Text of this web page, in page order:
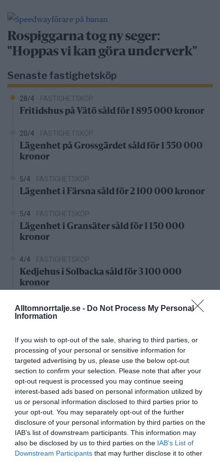
Alltomnorrtalje.se - Do Not Process My Personal
Information
If you wish to opt-out of the sale, sharing to third parties, or
processing of your personal or sensitive information for
targeted advertising by us, please use the below opt-out
section to confirm your selection. Please note that after your
opt-out request is processed you may continue seeing
interest-based ads based on personal information utilized by
us or personal information disclosed to third parties prior to
your opt-out. You may separately opt-out of the further
disclosure of your personal information by third parties on the
IAB’s list of downstream participants. This information may
also be disclosed by us to third parties on the IAB’s List of
Downstream Participants that may further disclose it to other
Rospiggarna tog ny seger:
"Hoppas vi kan göra underverk"
Senaste fastighetsköp
28/4 FASTIGHETSKÖP
Fritidshus på Vätö såld för 1 895 000 kronor
20/4 FASTIGHETSKÖP
Lägenhet på Grossgärdet såld för 1 550 000
kronor
5/4 FASTIGHETSKÖP
Lägenhet i Färsna såld för 2 100 000 kronor
5/4 FASTIGHETSKÖP
Lägenhet i Gransäter såld för 1 150 000
kronor
4/4 FASTIGHETSKÖP
Kedjehus i Solbacka såld för 3 100 000
kronor
Nystartade bolag
KGT Fastighet AB registrerat –
fastighetsbolag i Rimbo
16/4 NYA BOLAG
Panthalassa Åre AB registrerat –
fastighetsförvaltning i Yxlan
25/3 NYA BOLAG
Nytt fastighetsförvaltningsbolag registerat i
Norrtälje